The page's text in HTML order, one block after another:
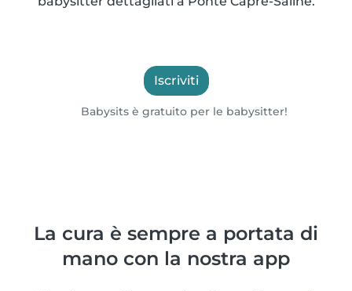
Iscriviti
Babysits è gratuito per le babysitter!
La cura è sempre a portata di
mano con la nostra app